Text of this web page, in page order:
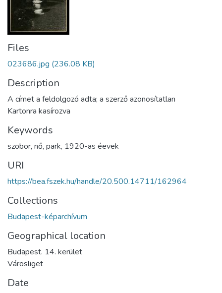
Files
023686.jpg (236.08 KB)
Description
A címet a feldolgozó adta; a szerző azonosítatlan
Kartonra kasírozva
Keywords
szobor, nő, park, 1920-as éevek
URI
https://bea.fszek.hu/handle/20.500.14711/162964
Collections
Budapest-képarchívum
Geographical location
Budapest. 14. kerület
Városliget
Date